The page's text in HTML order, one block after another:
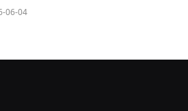
06-04